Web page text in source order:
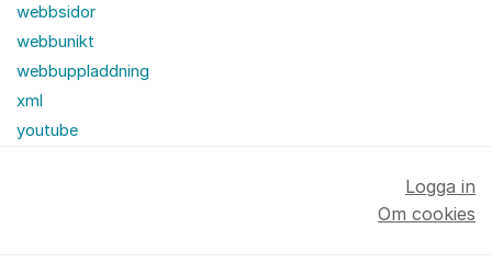
webbsidor
webbunikt
webbuppladdning
xml
youtube
Logga in
Om cookies